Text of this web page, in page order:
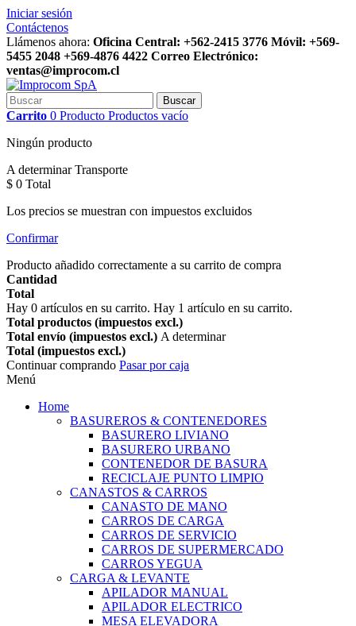
Iniciar sesión
Contáctenos
Llámenos ahora: Oficina Central: +562-2415 3776 Móvil: +569-
5455 2048 +569-4876 4422 Correo Electrónico:
ventas@improcom.cl
Buscar
Carrito 0 Producto Productos vacío
Ningún producto
A determinarTransporte
$ 0 Total
Los precios se muestran con impuestos excluidos
Confirmar
Producto añadido correctamente a su carrito de compra
Cantidad
Total
Hay 0 artículos en su carrito. Hay 1 artículo en su carrito.
Total productos (impuestos excl.)
Total envío (impuestos excl.) A determinar
Total (impuestos excl.)
Continuar comprando Pasar por caja
Menú
Home
BASUREROS & CONTENEDORES
BASURERO LIVIANO
BASURERO URBANO
CONTENEDOR DE BASURA
RECICLAJE PUNTO LIMPIO
CANASTOS & CARROS
CANASTO DE MANO
CARROS DE CARGA
CARROS DE SERVICIO
CARROS DE SUPERMERCADO
CARROS YEGUA
CARGA & LEVANTE
APILADOR MANUAL
APILADOR ELECTRICO
MESA ELEVADORA